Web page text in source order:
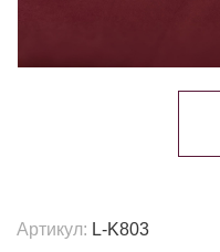
Артикул: L-K803